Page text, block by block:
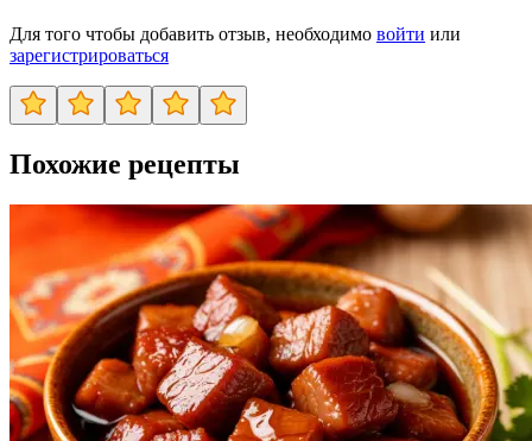
Для того чтобы добавить отзыв, необходимо войти или
зарегистрироваться
Похожие рецепты